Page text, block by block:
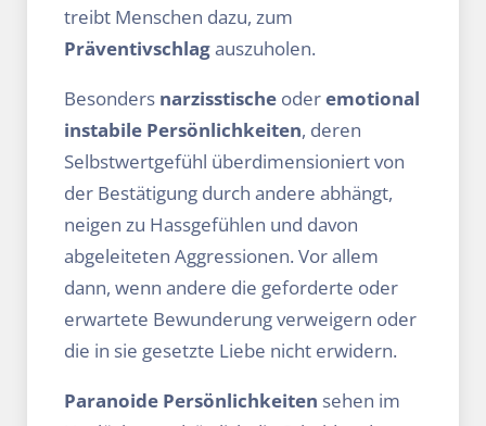
treibt Menschen dazu, zum
Präventivschlagauszuholen.
Besonders narzisstische oderemotional
instabile Persönlichkeiten, deren
Selbstwertgefühl überdimensioniert von
der Bestätigung durch andere abhängt,
neigen zu Hassgefühlen und davon
abgeleiteten Aggressionen. Vor allem
dann, wenn andere die geforderte oder
erwartete Bewunderung verweigern oder
die in sie gesetzte Liebe nicht erwidern.
Paranoide Persönlichkeiten sehen im